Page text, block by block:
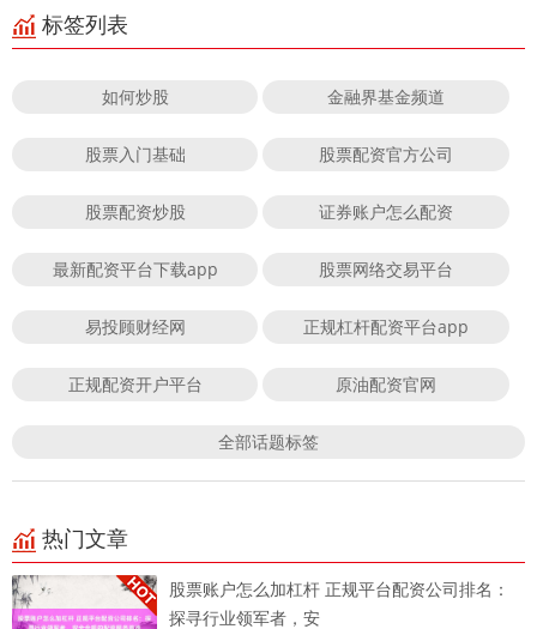
标签列表
如何炒股 金融界基金频道
股票入门基础 股票配资官方公司
股票配资炒股 证券账户怎么配资
最新配资平台下载app 股票网络交易平台
易投顾财经网 正规杠杆配资平台app
正规配资开户平台 原油配资官网
全部话题标签
热门文章
股票账户怎么加杠杆 正规平台配资公司排名：
探寻行业领军者，安